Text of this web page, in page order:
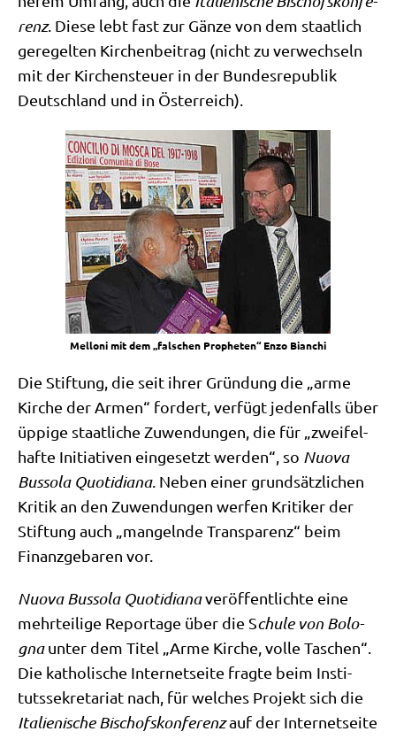
renz. Die­se lebt fast zur Gän­ze von dem staat­lich
gere­gel­ten Kir­chen­bei­trag (nicht zu ver­wech­seln
mit der Kir­chen­steu­er in der Bun­des­re­pu­blik
Deutsch­land und in Österreich).
Mel­lo­ni mit dem „fal­schen Pro­phe­ten“ Enzo Bianchi
Die Stif­tung, die seit ihrer Grün­dung die „arme
Kir­che der Armen“ for­dert, ver­fügt jeden­falls über
üppi­ge staat­li­che Zuwen­dun­gen, die für „zwei­fel­
haf­te Initia­ti­ven ein­ge­setzt wer­den“, so Nuo­va
Bus­so­la Quo­ti­dia­na. Neben einer grund­sätz­li­chen
Kri­tik an den Zuwen­dun­gen wer­fen Kri­ti­ker der
Stif­tung auch „man­geln­de Trans­pa­renz“ beim
Finanz­ge­ba­ren vor.
Nuo­va Bus­so­la Quo­ti­dia­naver­öf­fent­lich­te eine
mehr­tei­li­ge Repor­ta­ge über die Schu­le von Bolo­
gnaunter dem Titel „Arme Kir­che, vol­le Taschen“.
Die katho­li­sche Inter­net­sei­te frag­te beim Insti­
tuts­se­kre­ta­ri­at nach, für wel­ches Pro­jekt sich die
Ita­lie­ni­sche Bischofs­kon­fe­renzauf der Inter­net­sei­te